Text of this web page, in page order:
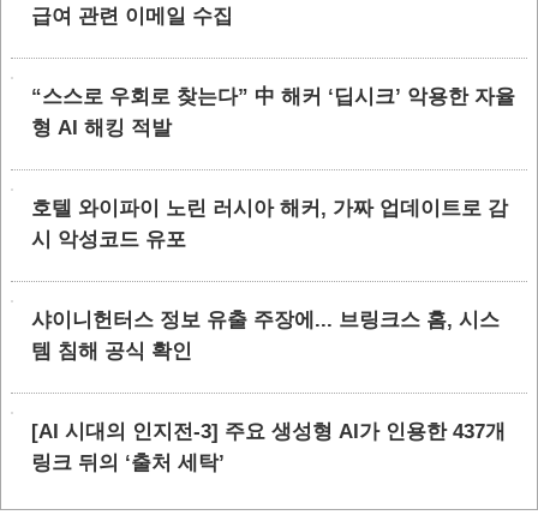
급여 관련 이메일 수집
“스스로 우회로 찾는다” 中 해커 ‘딥시크’ 악용한 자율
형 AI 해킹 적발
호텔 와이파이 노린 러시아 해커, 가짜 업데이트로 감
시 악성코드 유포
샤이니헌터스 정보 유출 주장에... 브링크스 홈, 시스
템 침해 공식 확인
[AI 시대의 인지전-3] 주요 생성형 AI가 인용한 437개
링크 뒤의 ‘출처 세탁’